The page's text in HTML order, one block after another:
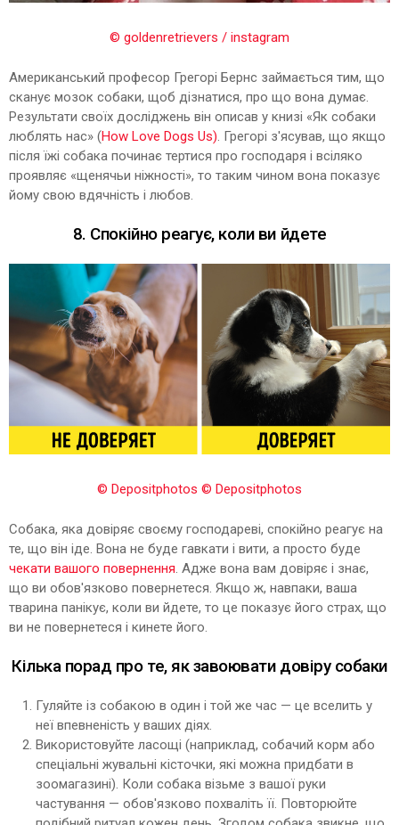
© goldenretrievers / instagram
Американський професор Грегорі Бернс займається тим, що
сканує мозок собаки, щоб дізнатися, про що вона думає.
Результати своїх досліджень він описав у книзі «Як собаки
люблять нас» (How Love Dogs Us). Грегорі з'ясував, що якщо
після їжі собака починає тертися про господаря і всіляко
проявляє «щенячьи ніжності», то таким чином вона показує
йому свою вдячність і любов.
8. Спокійно реагує, коли ви йдете
© Depositphotos © Depositphotos
Собака, яка довіряє своєму господареві, спокійно реагує на
те, що він іде. Вона не буде гавкати і вити, а просто буде
чекати вашого повернення. Адже вона вам довіряє і знає,
що ви обов'язково повернетеся. Якщо ж, навпаки, ваша
тварина панікує, коли ви йдете, то це показує його страх, що
ви не повернетеся і кинете його.
Кілька порад про те, як завоювати довіру собаки
Гуляйте із собакою в один і той же час — це вселить у
неї впевненість у ваших діях.
Використовуйте ласощі (наприклад, собачий корм або
спеціальні жувальні кісточки, які можна придбати в
зоомагазині). Коли собака візьме з вашої руки
частування — обов'язково похваліть її. Повторюйте